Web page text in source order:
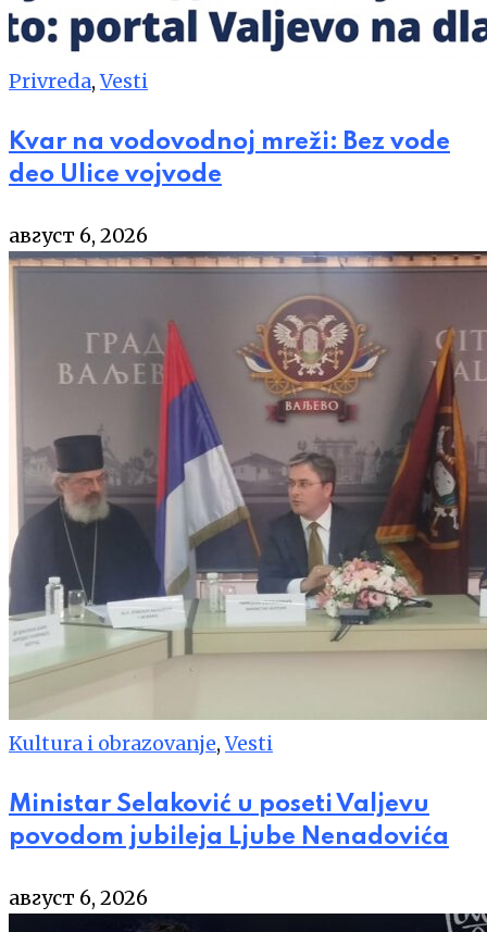
Privreda,Vesti
Kvar na vodovodnoj mreži: Bez vode
deo Ulice vojvode
август 6, 2026
Kultura i obrazovanje,Vesti
Ministar Selaković u poseti Valjevu
povodom jubileja Ljube Nenadovića
август 6, 2026